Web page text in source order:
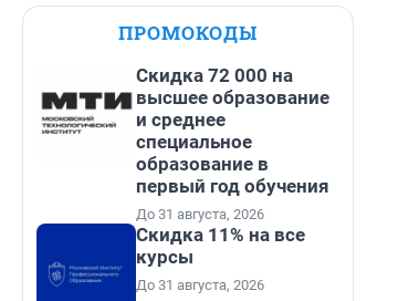
ПРОМОКОДЫ
Скидка 72 000 на
высшее образование
и среднее
специальное
образование в
первый год обучения
До 31 августа, 2026
Скидка 11% на все
курсы
До 31 августа, 2026